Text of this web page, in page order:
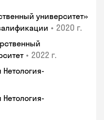
университет»
• 2020 г.
• 2022 г.